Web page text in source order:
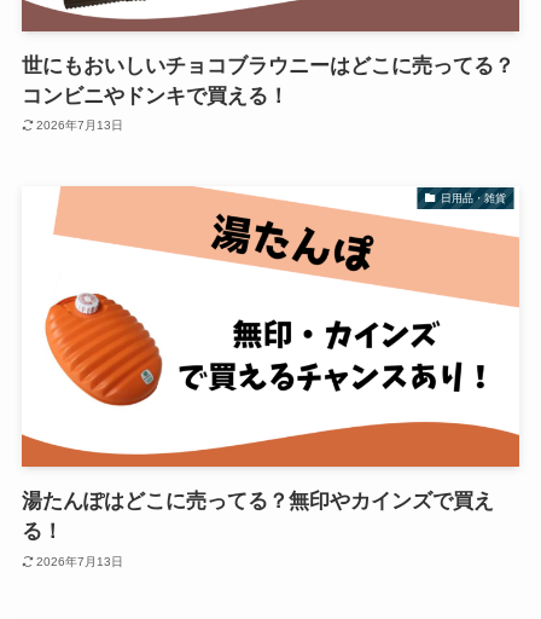
世にもおいしいチョコブラウニーはどこに売ってる？
コンビニやドンキで買える！
2026年7月13日
日用品・雑貨
湯たんぽはどこに売ってる？無印やカインズで買え
る！
2026年7月13日